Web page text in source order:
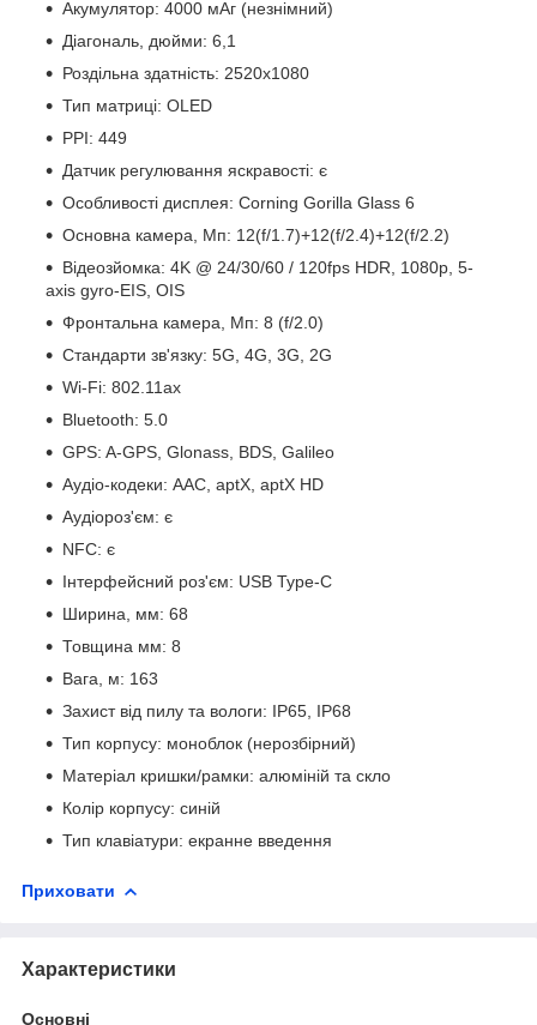
Акумулятор: 4000 мАг (незнімний)
Діагональ, дюйми: 6,1
Роздільна здатність: 2520x1080
Тип матриці: OLED
PPI: 449
Датчик регулювання яскравості: є
Особливості дисплея: Corning Gorilla Glass 6
Основна камера, Мп: 12(f/1.7)+12(f/2.4)+12(f/2.2)
Відеозйомка: 4K @ 24/30/60 / 120fps HDR, 1080p, 5-
axis gyro-EIS, OIS
Фронтальна камера, Мп: 8 (f/2.0)
Стандарти зв'язку: 5G, 4G, 3G, 2G
Wi-Fi: 802.11ax
Bluetooth: 5.0
GPS: A-GPS, Glonass, BDS, Galileo
Аудіо-кодеки: AAC, aptX, aptX HD
Аудіороз'єм: є
NFC: є
Інтерфейсний роз'єм: USB Type-C
Ширина, мм: 68
Товщина мм: 8
Вага, м: 163
Захист від пилу та вологи: IP65, IP68
Тип корпусу: моноблок (нерозбірний)
Матеріал кришки/рамки: алюміній та скло
Колір корпусу: синій
Тип клавіатури: екранне введення
Приховати
Характеристики
Основні